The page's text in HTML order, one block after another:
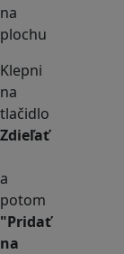
na
plochu
Klepni
na
tlačidlo
Zdieľať
a
potom
"Pridať
na